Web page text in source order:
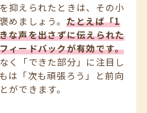
抑えられたときは、その小
めましょう。 たとえば「1
な声を出さずに伝えられた
ィードバックが有効です。
く「できた部分」に注目し
は「次も頑張ろう」と前向
ができます。